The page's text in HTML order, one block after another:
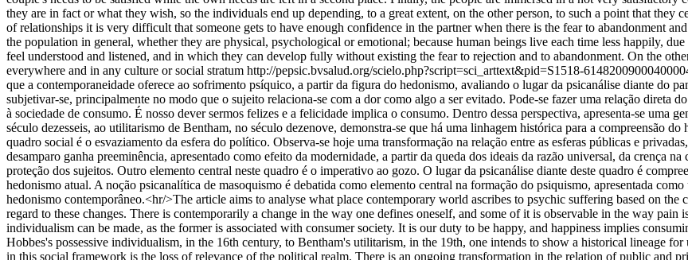
they are in fact or what they wish, so the individuals end up depending, to a great extent, on the other person, to such a point that they
of relationships it is very difficult that someone gets to have enough confidence in the partner when there is the fear to abandonment
the population in general, whether they are physical, psychological or emotional; because human beings live each time less happily,
feel understood and listened, and in which they can develop fully without existing the fear to rejection and to abandonment. On the
everywhere and in any culture or social stratum http://pepsic.bvsalud.org/scielo.php?script=sci_arttext&pid=S1518-
que a contemporaneidade oferece ao sofrimento psíquico, a partir da figura do hedonismo, avaliando o lugar da psicanálise diante do
subjetivar-se, principalmente no modo que o sujeito relaciona-se com a dor como algo a ser evitado. Pode-se fazer uma relação direta
à sociedade de consumo. É nosso dever sermos felizes e a felicidade implica o consumo. Dentro dessa perspectiva, apresenta-se
século dezesseis, ao utilitarismo de Bentham, no século dezenove, demonstra-se que há uma linhagem histórica para a compreensão
quadro social é o esvaziamento da esfera do político. Observa-se hoje uma transformação na relação entre as esferas públicas e
desamparo ganha preeminência, apresentado como efeito da modernidade, a partir da queda dos ideais da razão universal, da crença
proteção dos sujeitos. Outro elemento central neste quadro é o imperativo ao gozo. O lugar da psicanálise diante deste quadro é
hedonismo atual. A noção psicanalítica de masoquismo é debatida como elemento central na formação do psiquismo, apresentada
hedonismo contemporâneo.<hr/>The article aims to analyse what place contemporary world ascribes to psychic suffering based on
regard to these changes. There is contemporarily a change in the way one defines oneself, and some of it is observable in the way
individualism can be made, as the former is associated with consumer society. It is our duty to be happy, and happiness implies
Hobbes's possessive individualism, in the 16th century, to Bentham's utilitarism, in the 19th, one intends to show a historical lineage
in this social framework is the loss of relevance of the political realm. There is an ongoing transformation in the relation of public and